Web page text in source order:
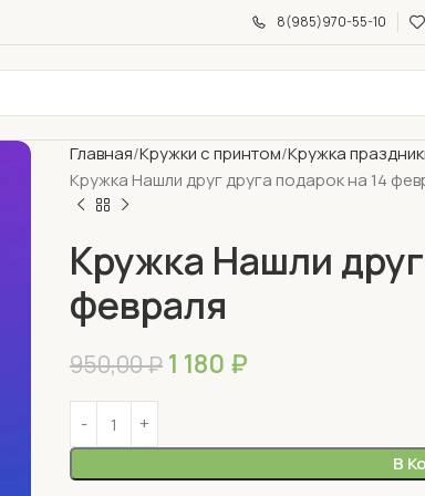
8(985)970-55-10
Главная Кружки с принтом Кружка
Кружка Нашли друг друга подарок на 14
Кружка Нашли
февраля
950,00₽ 1 180 ₽
В